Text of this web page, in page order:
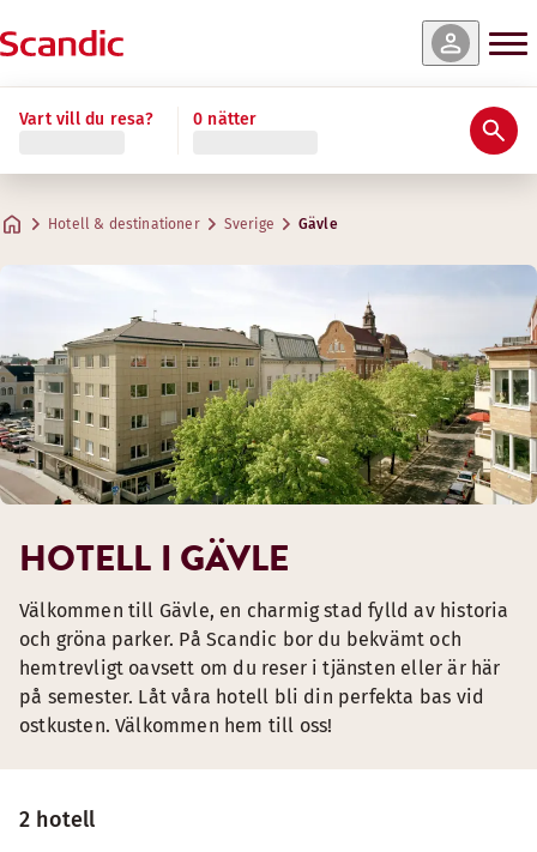
Vart vill du resa? 0 nätter
Hotell & destinationer Sverige Gävle
2 hotell
HOTELL I GÄVLE
Välkommen till Gävle, en charmig stad fylld av historia
och gröna parker. På Scandic bor du bekvämt och
hemtrevligt oavsett om du reser i tjänsten eller är här
på semester. Låt våra hotell bli din perfekta bas vid
ostkusten. Välkommen hem till oss!